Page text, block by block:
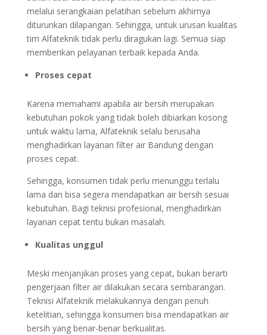
melalui serangkaian pelatihan sebelum akhirnya
diturunkan dilapangan. Sehingga, untuk urusan kualitas
tim Alfateknik tidak perlu diragukan lagi. Semua siap
memberikan pelayanan terbaik kepada Anda.
Proses cepat
Karena memahami apabila air bersih merupakan
kebutuhan pokok yang tidak boleh dibiarkan kosong
untuk waktu lama, Alfateknik selalu berusaha
menghadirkan layanan filter air Bandung dengan
proses cepat.
Sehingga, konsumen tidak perlu menunggu terlalu
lama dan bisa segera mendapatkan air bersih sesuai
kebutuhan. Bagi teknisi profesional, menghadirkan
layanan cepat tentu bukan masalah.
Kualitas unggul
Meski menjanjikan proses yang cepat, bukan berarti
pengerjaan filter air dilakukan secara sembarangan.
Teknisi Alfateknik melakukannya dengan penuh
ketelitian, sehingga konsumen bisa mendapatkan air
bersih yang benar-benar berkualitas.